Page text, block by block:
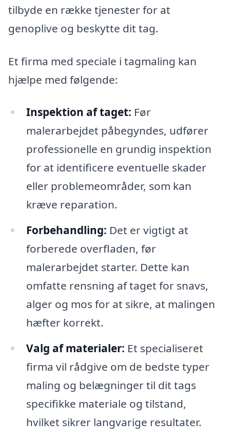
tilbyde en række tjenester for at
genoplive og beskytte dit tag.
Et firma med speciale i tagmaling kan
hjælpe med følgende:
Inspektion af taget: Før
malerarbejdet påbegyndes, udfører
professionelle en grundig inspektion
for at identificere eventuelle skader
eller problemeområder, som kan
kræve reparation.
Forbehandling: Det er vigtigt at
forberede overfladen, før
malerarbejdet starter. Dette kan
omfatte rensning af taget for snavs,
alger og mos for at sikre, at malingen
hæfter korrekt.
Valg af materialer: Et specialiseret
firma vil rådgive om de bedste typer
maling og belægninger til dit tags
specifikke materiale og tilstand,
hvilket sikrer langvarige resultater.